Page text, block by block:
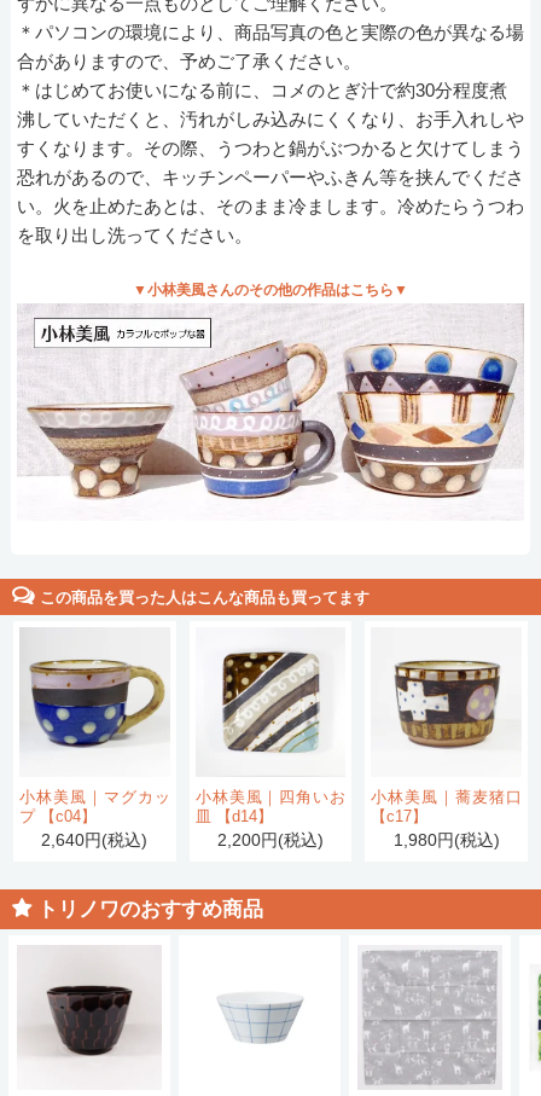
＊パソコンの環境により、商品写真の色と実際の色が異なる場
合がありますので、予めご了承ください。
＊はじめてお使いになる前に、コメのとぎ汁で約30分程度煮
沸していただくと、汚れがしみ込みにくくなり、お手入れしや
すくなります。その際、うつわと鍋がぶつかると欠けてしまう
恐れがあるので、キッチンペーパーやふきん等を挟んでくださ
い。火を止めたあとは、そのまま冷まします。冷めたらうつわ
を取り出し洗ってください。
▼小林美風さんのその他の作品はこちら▼
この商品を買った人はこんな商品も買ってます
小林美風｜マグカッ
プ 【c04】
2,640円(税込)
小林美風｜四角いお
皿 【d14】
2,200円(税込)
小林美風｜蕎麦猪口
【c17】
1,980円(税込)
トリノワのおすすめ商品